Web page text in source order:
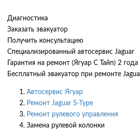
Диагностика
Заказать эвакуатор
Получить консультацию
Специализированный автосервис Jaguar
Гарантия на ремонт (Ягуар С Тайп) 2 года
Бесплатный эвакуатор при ремонте
Автосервис Ягуар
Ремонт Jaguar S-Type
Ремонт рулевого управления
Замена рулевой колонки